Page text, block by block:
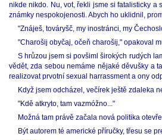
nikde nikdo. Nu, vot, řekli jsme si fatalisticky
známky nespokojenosti. Abych ho uklidnil,
"Znáješ, továryšč, my inostránci, my
"Charošij obyčaj, očeň charošij," opakoval
S hrůzou jsem si povšiml širokých rudých
vědět, zda sebou nemáme nějaké děvušky a
realizovat prvotní sexual harrassment a ony
Když jsem odcházel, večírek ještě zdaleka
"Kdě atkryto, tam vazmóžno..."
Možná tam právě začala nová politika
Být autorem té americké příručky, třesu se